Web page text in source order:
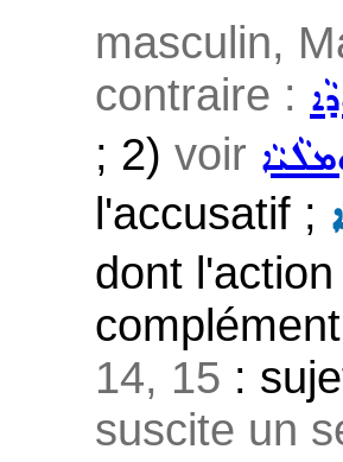
masculin,
contraire :
; 2) voir
l'accusatif ;
dont
14, 15 :
suscite un